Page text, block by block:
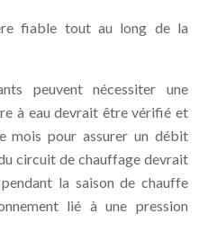
fiable tout au long de la
peuvent nécessiter une
à eau devrait être vérifié et
mois pour assurer un débit
circuit de chauffage devrait
la saison de chauffe
lié à une pression